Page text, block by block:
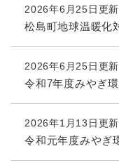
2026年6月25日更新
松島町地球温暖化
2026年6月25日更新
令和7年度みやぎ
2026年1月13日更新
令和元年度みやぎ